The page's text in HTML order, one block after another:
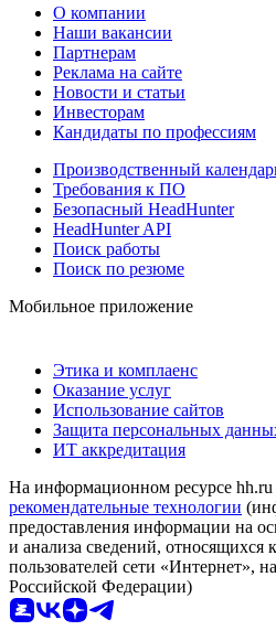
О компании
Наши вакансии
Партнерам
Реклама на сайте
Новости и статьи
Инвесторам
Кандидаты по профессиям
Производственный
Требования к ПО
Безопасный HeadHunter
HeadHunter API
Поиск работы
Поиск по резюме
Мобильное приложение
Этика и комплаенс
Оказание услуг
Использование сайтов
Защита персональных
ИТ аккредитация
На информационном ресурсе hh.ru
рекомендательные технологии
предоставления информации на
и анализа сведений, относящихся
пользователей сети «Интернет»,
Российской Федерации)